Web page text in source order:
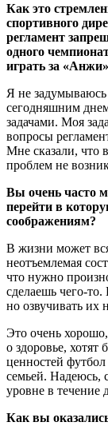
Как это
спортивного
регламент
одного
играть за
Я не
сегодняшним
задачами. Моя
вопросы
Мне сказали, что
проблем не
Вы очень часто
перейти в
соображениям?
В жизни может
неотъемлемая
что нужно
сделаешь чего-
но озвучивать их
Это очень
о здоровье,
ценностей футбол
семьей. Надеюсь,
уровне в течение
Как вы